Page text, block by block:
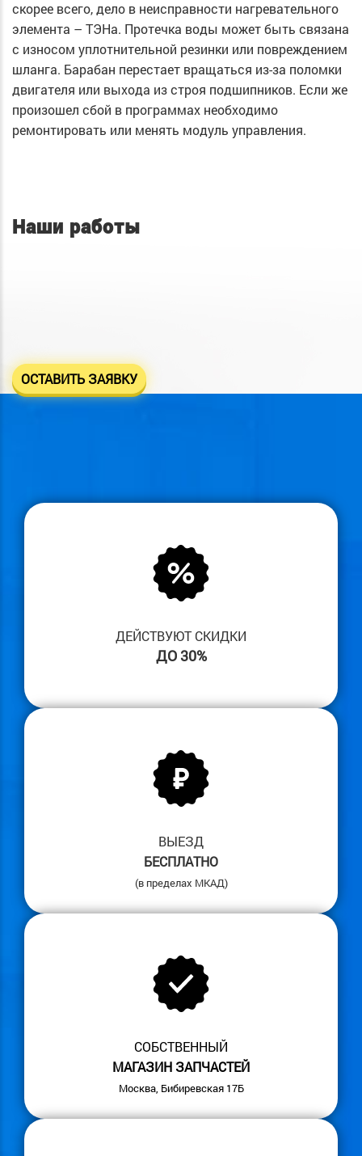
скорее всего, дело в неисправности нагревательного
элемента – ТЭНа. Протечка воды может быть связана
с износом уплотнительной резинки или повреждением
шланга. Барабан перестает вращаться из-за поломки
двигателя или выхода из строя подшипников. Если же
произошел сбой в программах необходимо
ремонтировать или менять модуль управления.
Наши работы
ОСТАВИТЬ ЗАЯВКУ
ДЕЙСТВУЮТ СКИДКИ
ДО 30%
ВЫЕЗД
БЕСПЛАТНО
(в пределах МКАД)
СОБСТВЕННЫЙ
МАГАЗИН ЗАПЧАСТЕЙ
Москва, Бибиревская 17Б